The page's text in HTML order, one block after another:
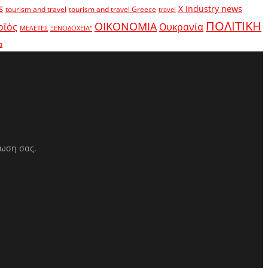
tourism and travel tourism and travel Greece travel X Industry news
ΜΕΛΕΤΕΣ ΞΕΝΟΔΟΧΕΙΑ" ΟΙΚΟΝΟΜΙΑ Ουκρανία ΠΟΛΙΤΙΚΗ
σας.